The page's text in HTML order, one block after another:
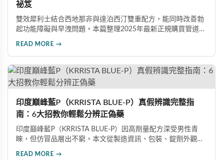
祕笈
雙效犀利士結合西地那非與達泊西汀雙重配方，能同時改善勃
起功能障礙與早洩問題。本篇整理2025年最新正規購買管道、
READ MORE →
印度巔峰藍P（KRRISTA BLUE-P）真假辨識完整指
南：6大招教你輕鬆分辨正偽藥
印度巔峰藍P（KRRISTA BLUE-P）因高劑量配方深受男性青
睞，但仿冒品層出不窮。本文從製造資訊、包裝、錠劑外觀、
READ MORE →